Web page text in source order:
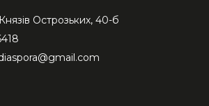
Острозьких, 40-б